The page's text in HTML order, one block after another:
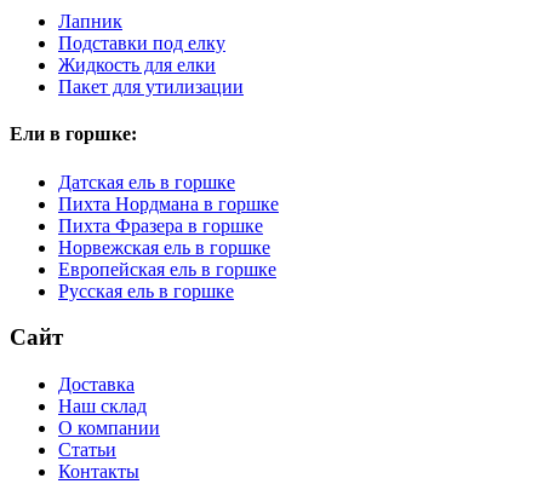
Лапник
Подставки под елку
Жидкость для елки
Пакет для утилизации
Ели в горшке:
Датская ель в горшке
Пихта Нордмана в горшке
Пихта Фразера в горшке
Норвежская ель в горшке
Европейская ель в горшке
Русская ель в горшке
Сайт
Доставка
Наш склад
О компании
Статьи
Контакты